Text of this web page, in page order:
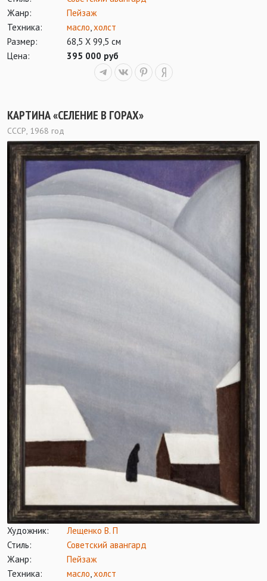
Жанр:
Пейзаж
Техника:
масло холст
Размер:
68,5 Х 99,5 см
Цена:
395 000 руб
КАРТИНА «СЕЛЕНИЕ В ГОРАХ»
СССР, 1968 год
Художник:
Лещенко В. П
Стиль:
Советский авангард
Жанр:
Пейзаж
Техника:
масло,холст